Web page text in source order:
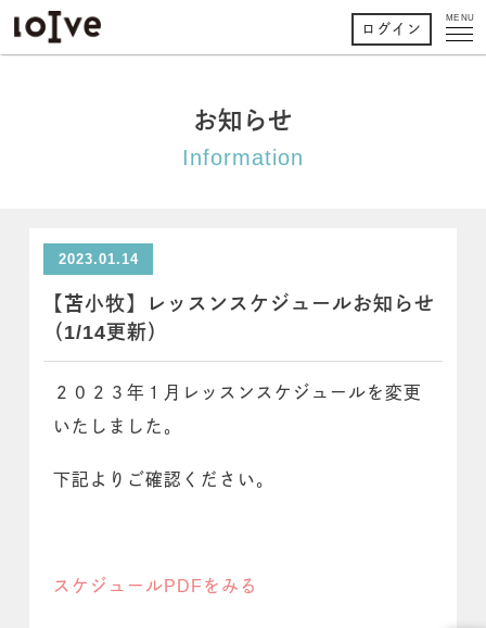
MENU
ログイン
お知らせ
Information
2023.01.14
【苫小牧】レッスンスケジュールお知らせ
（1/14更新）
２０２３年１月レッスンスケジュールを変更
いたしました。
下記よりご確認ください。
スケジュールPDFをみる